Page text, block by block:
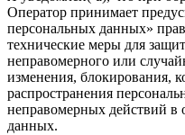
Оператор принимает
персональных данных»
технические меры для
неправомерного или
изменения, блокирования,
распространения
неправомерных действий
данных.